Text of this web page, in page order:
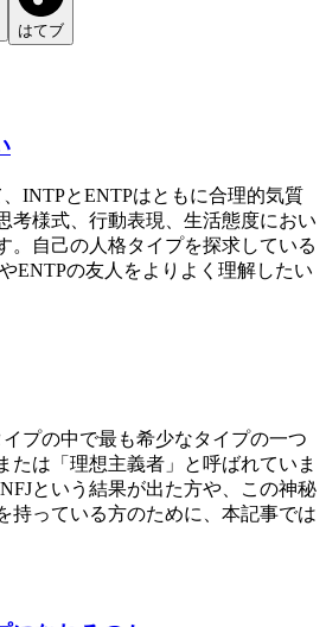
はてブ
INTPとENTPはともに合理的気質
考様式、行動表現、生活態度におい
。自己の人格タイプを探求している
ENTPの友人をよりよく理解したい
プの中で最も希少なタイプの一つ
たは「理想主義者」と呼ばれていま
という結果が出た方や、この神秘
持っている方のために、本記事では